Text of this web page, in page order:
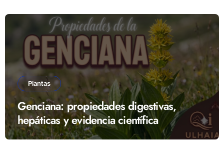
Plantas
Genciana: propiedades digestivas,
hepáticas y evidencia científica